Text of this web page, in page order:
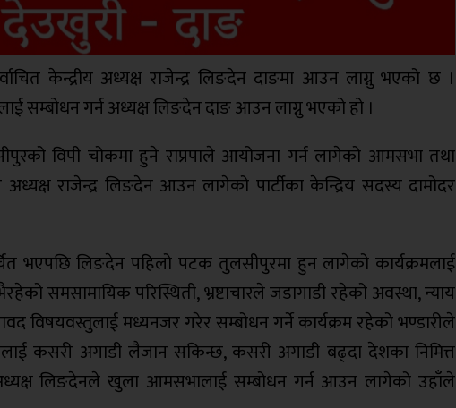
केन्द्रीय अध्यक्ष राजेन्द्र लिङदेन दाङमा आउन लाग्नु भएको छ ।
सम्बोधन गर्न अध्यक्ष लिङदेन दाङ आउन लाग्नु भएको हो ।
विपी चोकमा हुने राप्रपाले आयोजना गर्न लागेको आमसभा तथा
अध्यक्ष राजेन्द्र लिङदेन आउन लागेको पार्टीका केन्द्रिय सदस्य दामोदर
भएपछि लिङदेन पहिलो पटक तुलसीपुरमा हुन लागेको कार्यक्रमलाई
समसामायिक परिस्थिती, भ्रष्टाचारले जडागाडी रहेको अवस्था, न्याय
विषयवस्तुलाई मध्यनजर गरेर सम्बोधन गर्ने कार्यक्रम रहेको भण्डारीले
कसरी अगाडी लैजान सकिन्छ, कसरी अगाडी बढ्दा देशका निमित्त
लिङदेनले खुला आमसभालाई सम्बोधन गर्न आउन लागेको उहाँले